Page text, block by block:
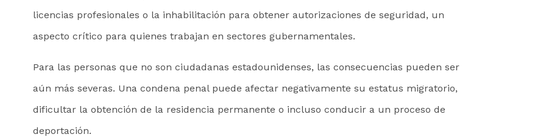
licencias profesionales o la inhabilitación para obtener autorizaciones de seguridad, un
aspecto crítico para quienes trabajan en sectores gubernamentales.
Para las personas que no son ciudadanas estadounidenses, las consecuencias pueden ser
aún más severas. Una condena penal puede afectar negativamente su estatus migratorio,
dificultar la obtención de la residencia permanente o incluso conducir a un proceso de
deportación.